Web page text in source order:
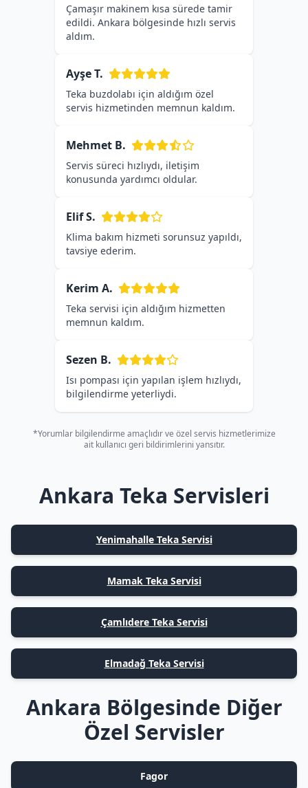
Çamaşır makinem kısa sürede tamir
edildi. Ankara bölgesinde hızlı servis
aldım.
Ayşe T.
Teka buzdolabı için aldığım özel
servis hizmetinden memnun kaldım.
Mehmet B.
Servis süreci hızlıydı, iletişim
konusunda yardımcı oldular.
Elif S.
Klima bakım hizmeti sorunsuz yapıldı,
tavsiye ederim.
Kerim A.
Teka servisi için aldığım hizmetten
memnun kaldım.
Sezen B.
Isı pompası için yapılan işlem hızlıydı,
bilgilendirme yeterliydi.
*Yorumlar bilgilendirme amaçlıdır ve özel servis hizmetlerimize
ait kullanıcı geri bildirimlerini yansıtır.
Ankara Teka Servisleri
Yenimahalle Teka Servisi
Mamak Teka Servisi
Çamlıdere Teka Servisi
Elmadağ Teka Servisi
Ankara Bölgesinde Diğer
Özel Servisler
Fagor